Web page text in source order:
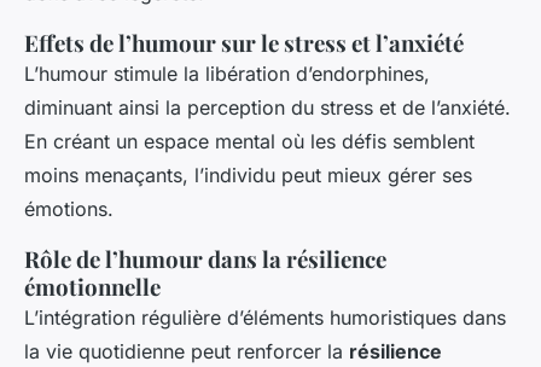
Effets de l’humour sur le stress et l’anxiété
L’humour stimule la libération d’endorphines,
diminuant ainsi la perception du stress et de l’anxiété.
En créant un espace mental où les défis semblent
moins menaçants, l’individu peut mieux gérer ses
émotions.
Rôle de l’humour dans la résilience
émotionnelle
L’intégration régulière d’éléments humoristiques dans
la vie quotidienne peut renforcer la résilience